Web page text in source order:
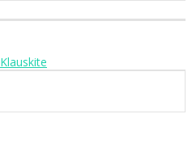
Klauskite